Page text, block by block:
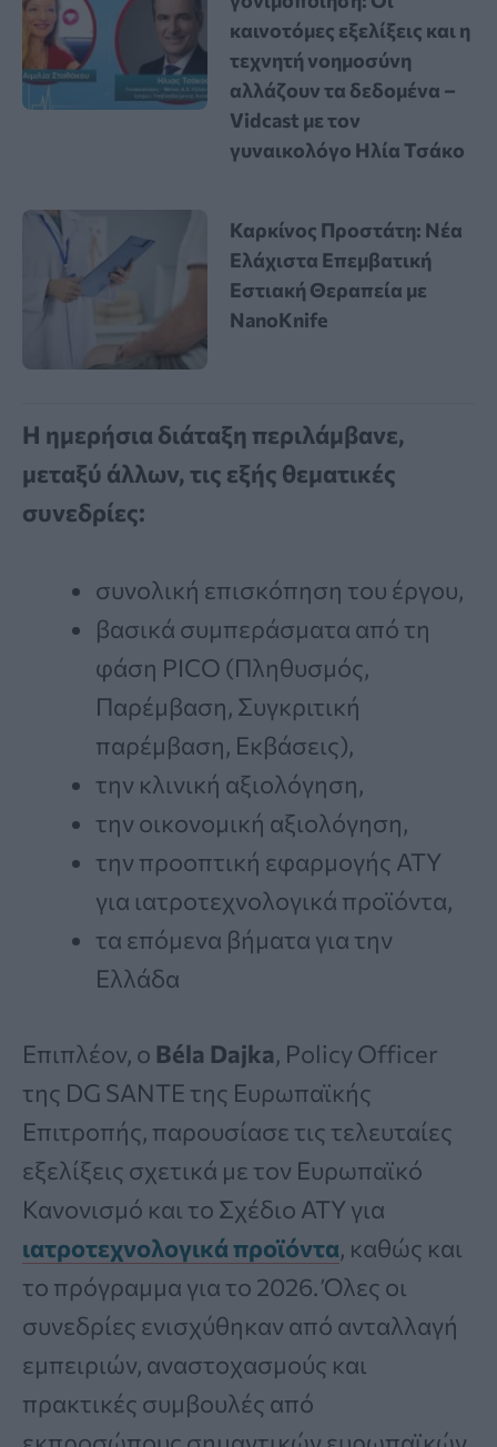
καινοτόμες εξελίξεις και η
τεχνητή νοημοσύνη
αλλάζουν τα δεδομένα –
Vidcast με τον
γυναικολόγο Ηλία Τσάκο
Καρκίνος Προστάτη: Νέα
Ελάχιστα Επεμβατική
Εστιακή Θεραπεία με
NanoKnife
Η ημερήσια διάταξη περιλάμβανε,
μεταξύ άλλων, τις εξής θεματικές
συνεδρίες:
συνολική επισκόπηση του έργου,
βασικά συμπεράσματα από τη
φάση PICO (Πληθυσμός,
Παρέμβαση, Συγκριτική
παρέμβαση, Εκβάσεις),
την κλινική αξιολόγηση,
την οικονομική αξιολόγηση,
την προοπτική εφαρμογής ΑΤΥ
για ιατροτεχνολογικά προϊόντα,
τα επόμενα βήματα για την
Ελλάδα
Επιπλέον, ο Béla Dajka, Policy Officer
της DG SANTE της Ευρωπαϊκής
Επιτροπής, παρουσίασε τις τελευταίες
εξελίξεις σχετικά με τον Ευρωπαϊκό
Κανονισμό και το Σχέδιο ΑΤΥ για
ιατροτεχνολογικά προϊόντα, καθώς και
το πρόγραμμα για το 2026. Όλες οι
συνεδρίες ενισχύθηκαν από ανταλλαγή
εμπειριών, αναστοχασμούς και
πρακτικές συμβουλές από